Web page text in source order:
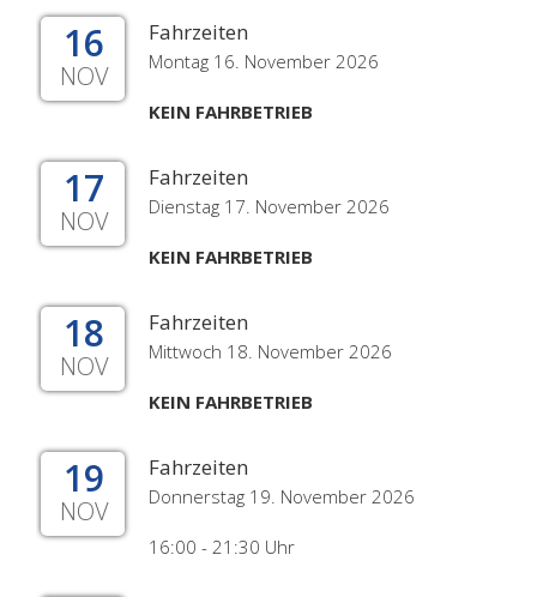
16
NOV
Fahrzeiten
Montag 16. November 2026
KEIN FAHRBETRIEB
17
NOV
Fahrzeiten
Dienstag 17. November 2026
KEIN FAHRBETRIEB
18
NOV
Fahrzeiten
Mittwoch 18. November 2026
KEIN FAHRBETRIEB
19
NOV
Fahrzeiten
Donnerstag 19. November 2026
16:00 - 21:30 Uhr